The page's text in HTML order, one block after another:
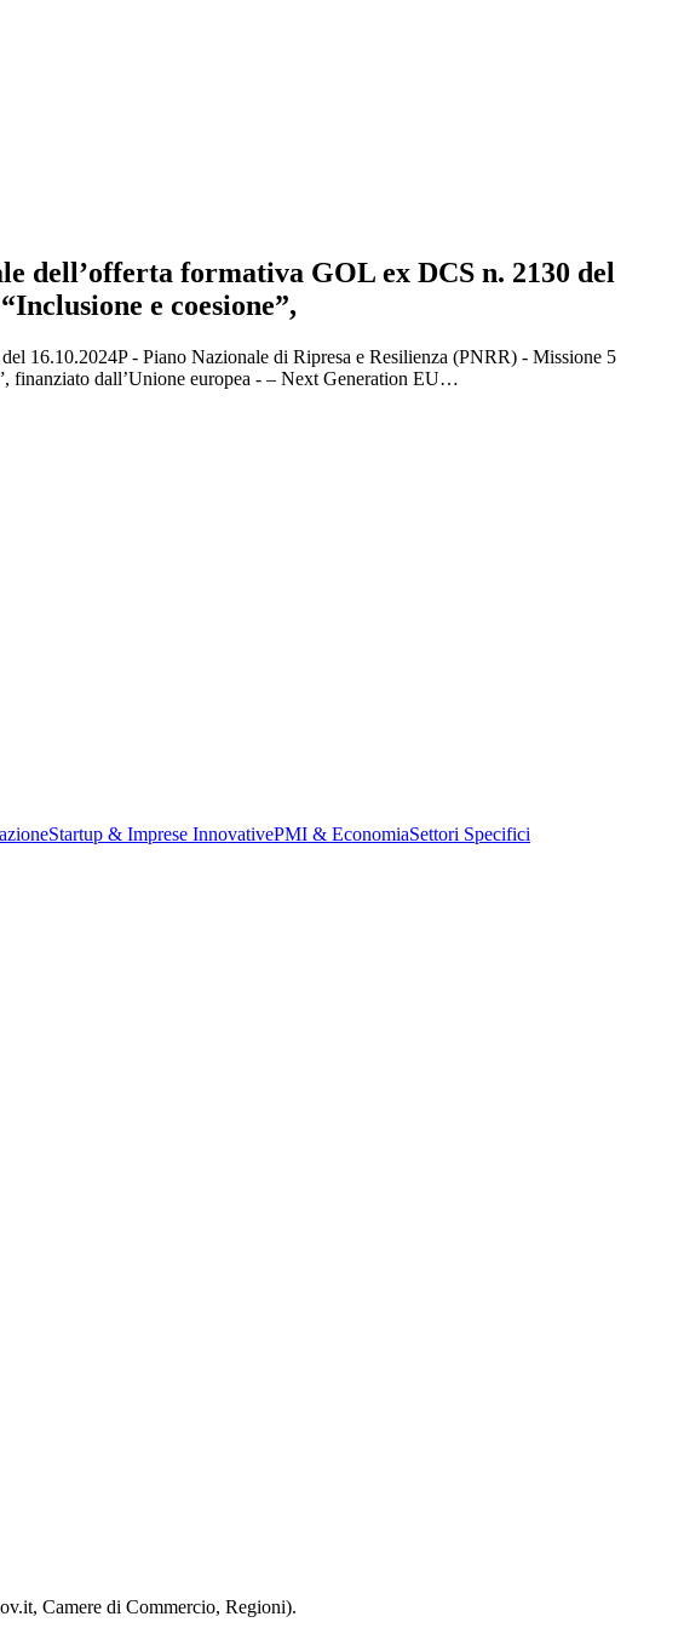
dell’offerta formativa GOL ex DCS n. 2130 del
e coesione”,
16.10.2024P - Piano Nazionale di Ripresa e Resilienza (PNRR) - Missione 5
finanziato dall’Unione europea - – Next Generation EU…
Startup & Imprese InnovativePMI & EconomiaSettori Specifici
Camere di Commercio, Regioni).